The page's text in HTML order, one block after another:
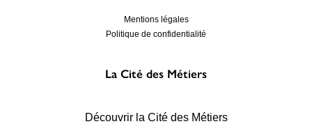
Mentions légales
Politique de confidentialité
La Cité des Métiers
Découvrir la Cité des Métiers